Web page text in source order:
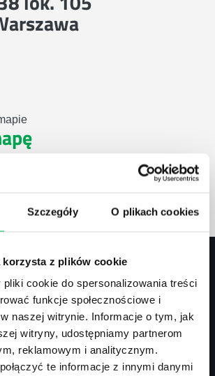
Szczegóły O plikach cookies
korzysta z plików cookie
cookie do spersonalizowania treści
funkcje społecznościowe i
naszej witrynie. Informacje o tym, jak
witryny, udostępniamy partnerom
reklamowym i analitycznym.
te informacje z innymi danymi
O NASZE ROZWIĄZANIA